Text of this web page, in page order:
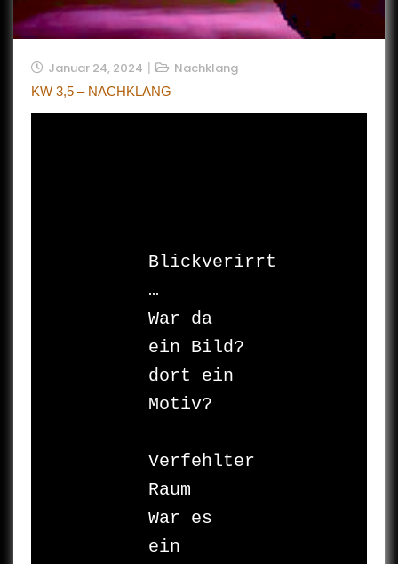
Januar 24, 2024 Nachklang
KW 3,5 – NACHKLANG
Blickverirrt
…
War da
ein Bild?
dort ein
Motiv?
Verfehlter
Raum
War es
ein